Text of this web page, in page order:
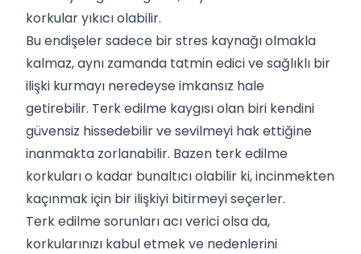
korkular yıkıcı olabilir.
Bu endişeler sadece bir stres kaynağı olmakla
kalmaz, aynı zamanda tatmin edici ve sağlıklı bir
ilişki kurmayı neredeyse imkansız hale
getirebilir. Terk edilme kaygısı olan biri kendini
güvensiz hissedebilir ve sevilmeyi hak ettiğine
inanmakta zorlanabilir. Bazen terk edilme
korkuları o kadar bunaltıcı olabilir ki, incinmekten
kaçınmak için bir ilişkiyi bitirmeyi seçerler.
Terk edilme sorunları acı verici olsa da,
korkularınızı kabul etmek ve nedenlerini